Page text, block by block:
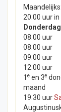
20.00 uur
Donderdag
08.00 uur
08.00 uur
09.00 uur
12.00 uur
1 e en 3e
maand
19.30 uur